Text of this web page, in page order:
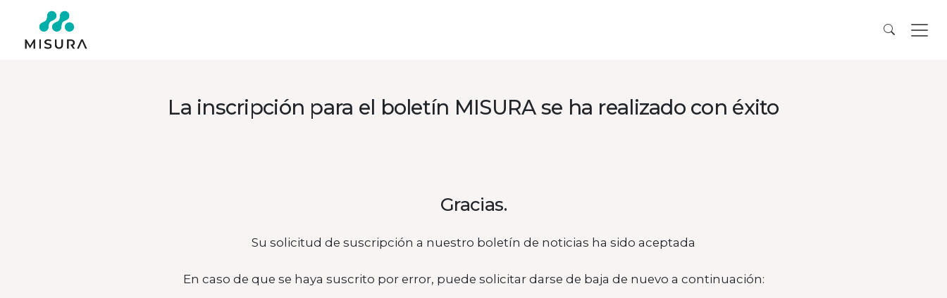
La inscripción para el boletín MISURA se ha realizado con éxito
Gracias.
Su solicitud de suscripción a nuestro boletín de noticias ha sido aceptada
En caso de que se haya suscrito por error, puede solicitar darse de baja de nuevo a continuación: